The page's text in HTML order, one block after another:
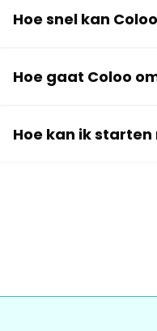
Hoe snel kan
Hoe gaat Coloo
Hoe kan ik starten